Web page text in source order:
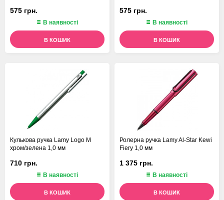
575 грн.
В наявності
В КОШИК
575 грн.
В наявності
В КОШИК
Кулькова ручка Lamy Logo M
хром/зелена 1,0 мм
710 грн.
В наявності
В КОШИК
Ролерна ручка Lamy Al-Star Kewi
Fiery 1,0 мм
1 375 грн.
В наявності
В КОШИК